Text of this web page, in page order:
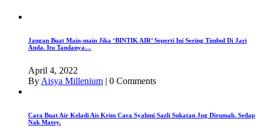
Jangan Buat Main-main Jika ‘BINTIK AIR’ Seperti Ini Sering Timbul Di Jari
Anda. Itu Tandanya…
April 4, 2022
By Aisya Millenium | 0 Comments
Cara Buat Air Keladi Ais Krim Cara Syahmi Sazli Sukatan Jug Dirumah. Sedap
Nak Matey.